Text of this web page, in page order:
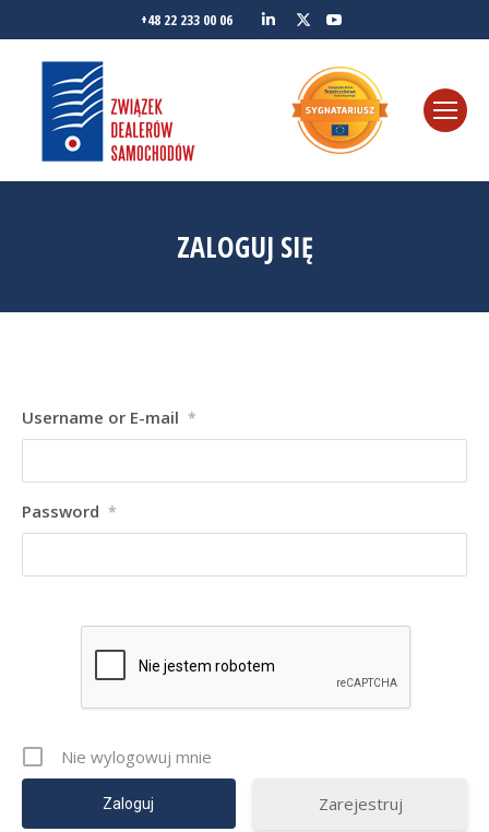
+48 22 233 00 06
Linkedin
Twitter
ZALOGUJ SIĘ
Username or E-mail *
Password *
Nie wylogowuj mnie
Zarejestruj